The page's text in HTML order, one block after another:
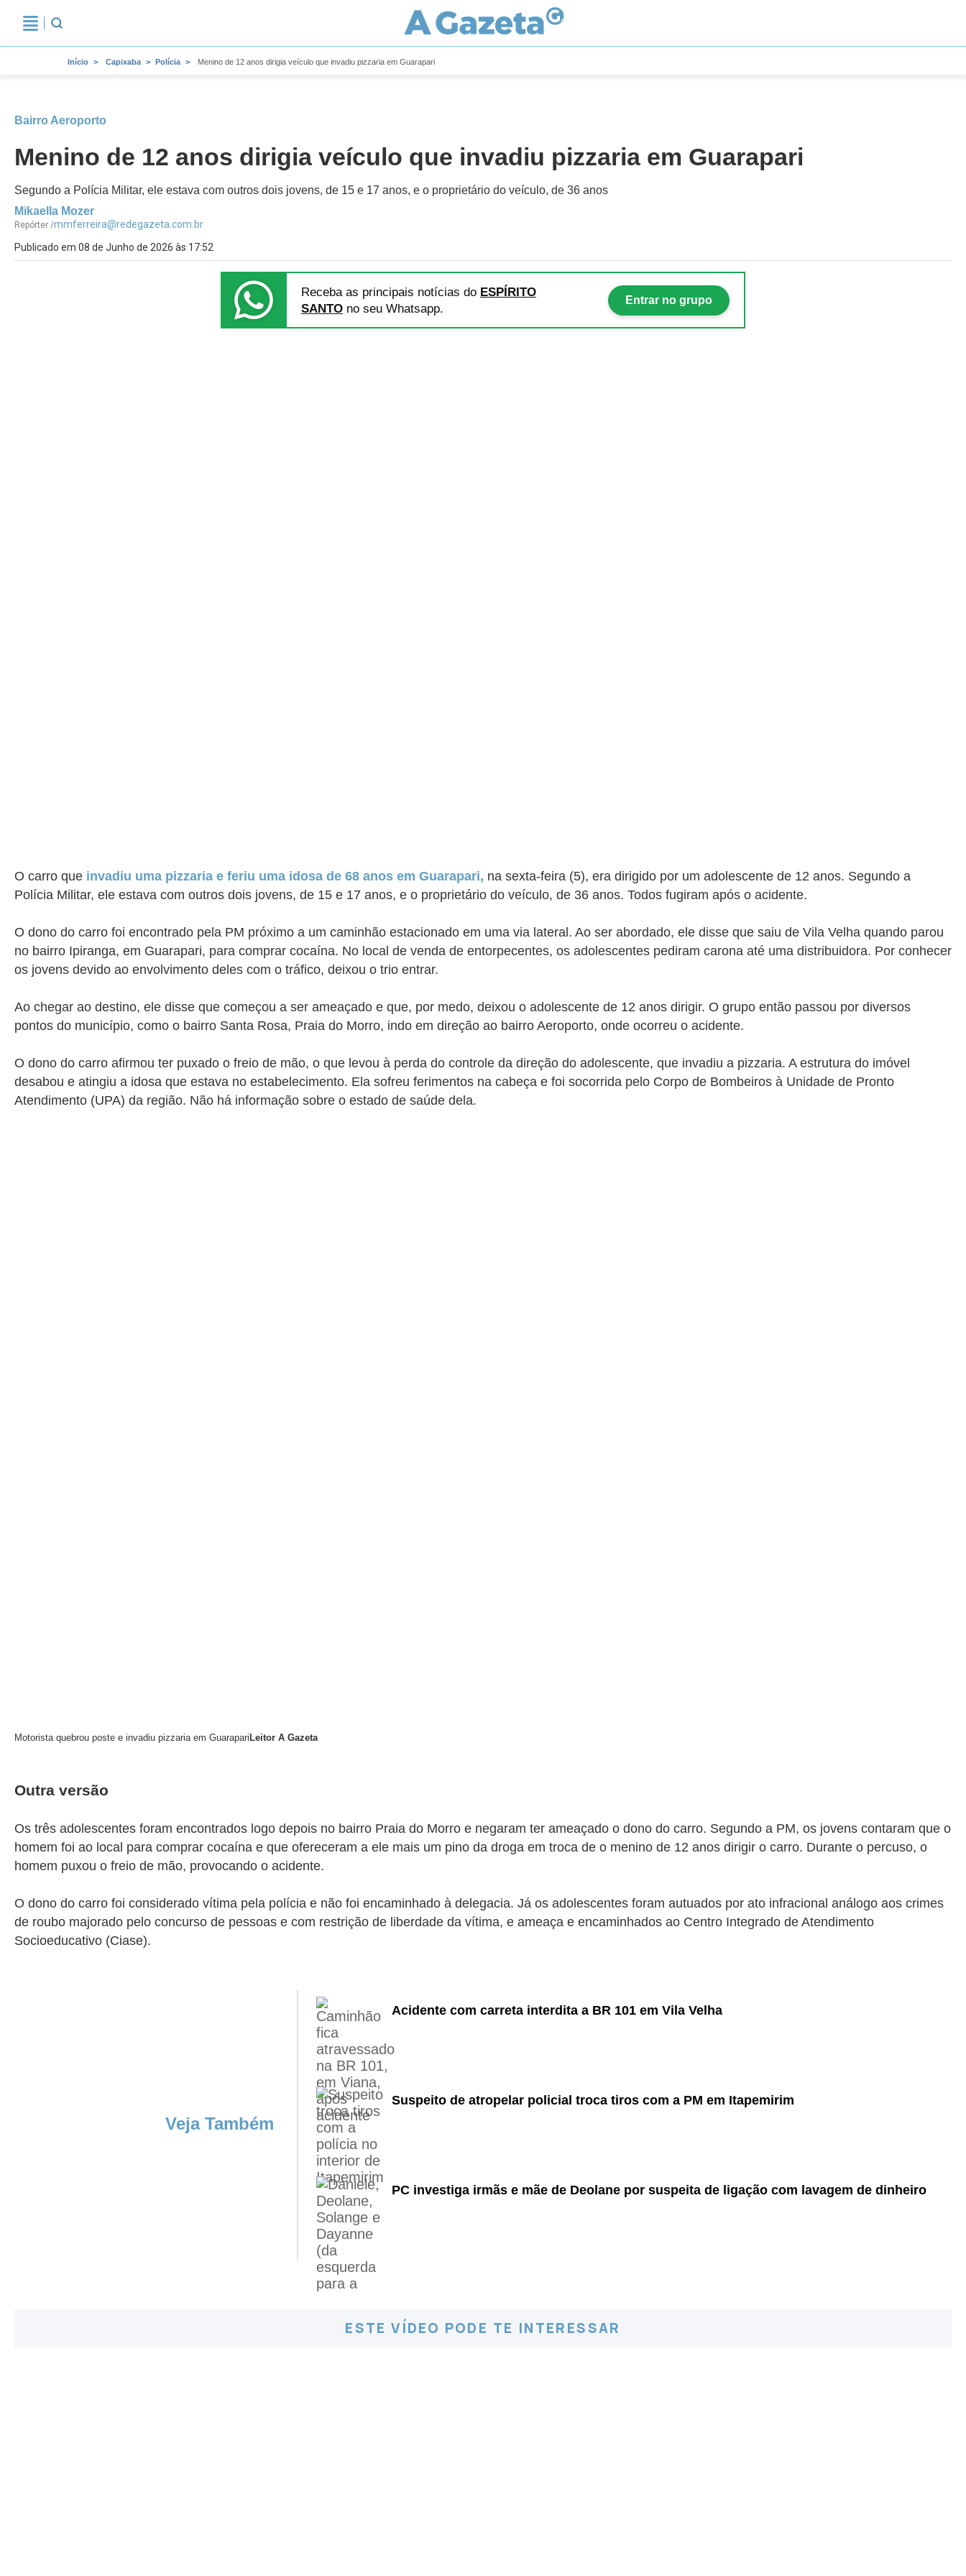
Início Capixaba Polícia Menino de 12 anos dirigia veículo que invadiu pizzaria em Guarapari
Bairro Aeroporto
Menino de 12 anos dirigia veículo que invadiu pizzaria em Guarapari
Segundo a Polícia Militar, ele estava com outros dois jovens, de 15 e 17 anos, e o proprietário do veículo, de 36 anos
Mikaella Mozer
Repórter /mmferreira@redegazeta.com.br
Publicado em 08 de Junho de 2026 às 17:52
Receba as principais notícias do ESPÍRITO
SANTO no seu Whatsapp.
Entrar no grupo
O carro que invadiu uma pizzaria e feriu uma idosa de 68 anos em Guarapari, na sexta-feira (5), era dirigido por um adolescente de 12 anos. Segundo a
Polícia Militar, ele estava com outros dois jovens, de 15 e 17 anos, e o proprietário do veículo, de 36 anos. Todos fugiram após o acidente.
O dono do carro foi encontrado pela PM próximo a um caminhão estacionado em uma via lateral. Ao ser abordado, ele disse que saiu de Vila Velha quando parou
no bairro Ipiranga, em Guarapari, para comprar cocaína. No local de venda de entorpecentes, os adolescentes pediram carona até uma distribuidora. Por conhecer
os jovens devido ao envolvimento deles com o tráfico, deixou o trio entrar.
Ao chegar ao destino, ele disse que começou a ser ameaçado e que, por medo, deixou o adolescente de 12 anos dirigir. O grupo então passou por diversos
pontos do município, como o bairro Santa Rosa, Praia do Morro, indo em direção ao bairro Aeroporto, onde ocorreu o acidente.
O dono do carro afirmou ter puxado o freio de mão, o que levou à perda do controle da direção do adolescente, que invadiu a pizzaria. A estrutura do imóvel
desabou e atingiu a idosa que estava no estabelecimento. Ela sofreu ferimentos na cabeça e foi socorrida pelo Corpo de Bombeiros à Unidade de Pronto
Atendimento (UPA) da região. Não há informação sobre o estado de saúde dela.
Motorista quebrou poste e invadiu pizzaria em GuarapariLeitor A Gazeta
Outra versão
Os três adolescentes foram encontrados logo depois no bairro Praia do Morro e negaram ter ameaçado o dono do carro. Segundo a PM, os jovens contaram que o
homem foi ao local para comprar cocaína e que ofereceram a ele mais um pino da droga em troca de o menino de 12 anos dirigir o carro. Durante o percuso, o
homem puxou o freio de mão, provocando o acidente.
O dono do carro foi considerado vítima pela polícia e não foi encaminhado à delegacia. Já os adolescentes foram autuados por ato infracional análogo aos crimes
de roubo majorado pelo concurso de pessoas e com restrição de liberdade da vítima, e ameaça e encaminhados ao Centro Integrado de Atendimento
Socioeducativo (Ciase).
Veja Também
Acidente com carreta interdita a BR 101 em Vila Velha
Suspeito de atropelar policial troca tiros com a PM em Itapemirim
PC investiga irmãs e mãe de Deolane por suspeita de ligação com lavagem de dinheiro
ESTE VÍDEO PODE TE INTERESSAR